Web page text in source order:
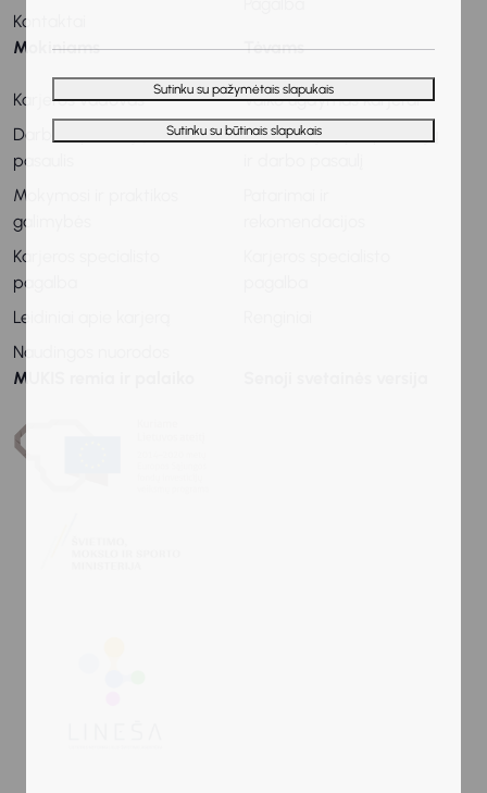
Sutinku su pažymėtais slapukais
Sutinku su būtinais slapukais
Kontaktai
Mokiniams
Karjeros vadovas
Darbo ir profesijų
pasaulis
Mokymosi ir praktikos
galimybės
Karjeros specialisto
pagalba
Leidiniai apie karjerą
Naudingos nuorodos
Tėvams
Vaiko ugdymas karjerai
Informacija apie profesijų
MUKIS remia ir palaiko